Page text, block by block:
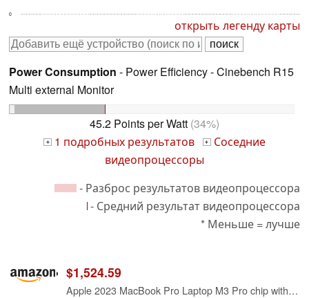
0
открыть легенду карты
Power Consumption - Power Efficiency - Cinebench R15
Multi external Monitor
45.2 Points per Watt (34%)
+ 1 подробных результатов + Соседние
видеопроцессоры
- Разброс результатов видеопроцессора
- Средний результат видеопроцессора
* Меньше = лучше
$1,524.59
Apple 2023 MacBook Pro Laptop M3 Pro chip with 12‑core CPU, 18‑core GPU: 16.2-inch Liquid Retina XDR Display, 18GB Unified Memory, 512GB SSD Storage. Works with iPhone/iPad; Space Black